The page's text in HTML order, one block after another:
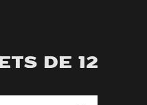
DE 12